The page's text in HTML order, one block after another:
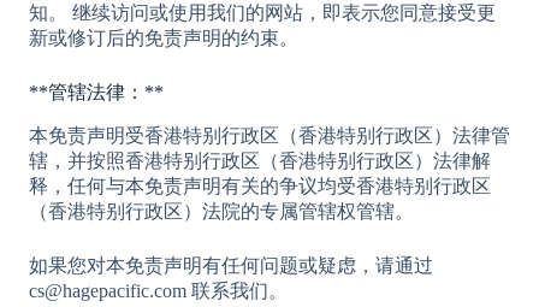
知。 继续访问或使用我们的网站，即表示您同意接受更
新或修订后的免责声明的约束。
**管辖法律：**
本免责声明受香港特别行政区（香港特别行政区）法律管
辖，并按照香港特别行政区（香港特别行政区）法律解
释，任何与本免责声明有关的争议均受香港特别行政区
（香港特别行政区）法院的专属管辖权管辖。
如果您对本免责声明有任何问题或疑虑，请通过
cs@hagepacific.com 联系我们。